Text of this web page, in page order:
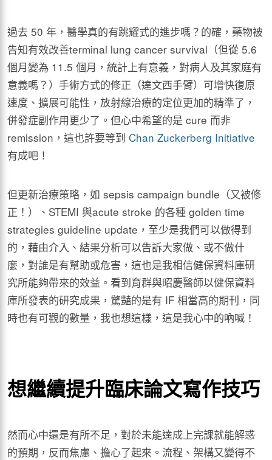
過去 50 年，醫學真的有跳耀式的進步嗎？的確，藥物被
告知有效改善terminal lung cancer survival（但從 5.6
個月變為 11.5 個月，統計上有意義，對病人及其家庭有
意義嗎？）手術方式的修正（達文西手臂）可增快復原
速度、擴展可能性，放射線治療的定位更加的精準了，
併發症副作用更少了。但心中希望的是 cure 而非
remission，這也許要等到 Chan Zuckerberg Initiative
有成吧！
但更新治療策略，如 sepsis campaign bundle（又被修
正！）、STEMI 與acute stroke 的各種 golden time
strategies guideline update，至少是我們可以做得到
的，藉由介入、結果分析可以告訴大家做、或不做什
麼，對誰是有幫助或危害，這也是我相信健保資料庫研
究所能夠帶來的效益。看到育群與昭慶醫師以健保資料
庫所發表的研究成果，驚豔的是有 IF 相當高的期刊，同
時也有可觀的數量，我也想這樣，這是我心中的吶喊！
想繼續提升臨床論文寫作技巧
然而心中還是有所不足，對於未能達成上完課就能解惑
的預期，反而焦慮、擔心了起來。流程、架構又變得不